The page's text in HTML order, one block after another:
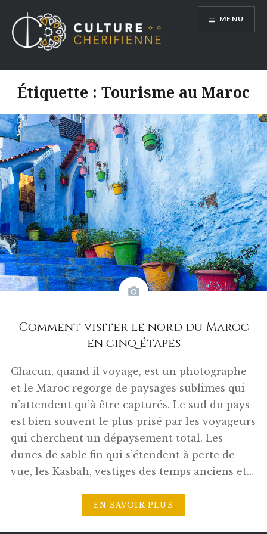
contenu
MENU
Étiquette : Tourisme au Maroc
Comment visiter le nord du Maroc
en cinq étapes
Chacun, quand il voyage, est un photographe
et le Maroc regorge de paysages sublimes qui
n’attendent qu’à être capturés. Le sud du pays
est bien souvent le plus prisé par les voyageurs
qui cherchent un dépaysement total. Les
dunes de sable fin qui s’étendent à perte de
vue, les Kasbah, vestiges des temps anciens et…
EN SAVOIR PLUS